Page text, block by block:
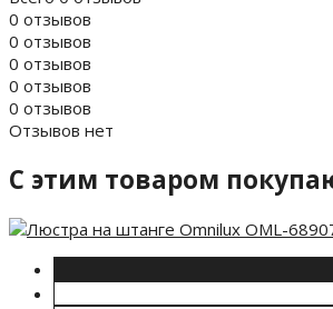
0 отзывов
0 отзывов
0 отзывов
0 отзывов
0 отзывов
Отзывов нет
C этим товаром